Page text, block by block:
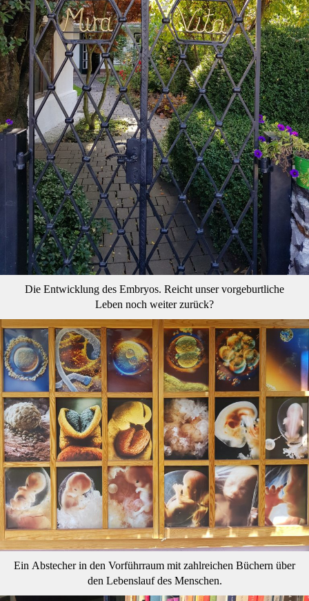
Die Entwicklung des Embryos. Reicht unser vorgeburtliche
Leben noch weiter zurück?
Ein Abstecher in den Vorführraum mit zahlreichen Büchern über
den Lebenslauf des Menschen.